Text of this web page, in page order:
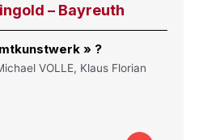
– Bayreuth
» ?
VOLLE, Klaus Florian